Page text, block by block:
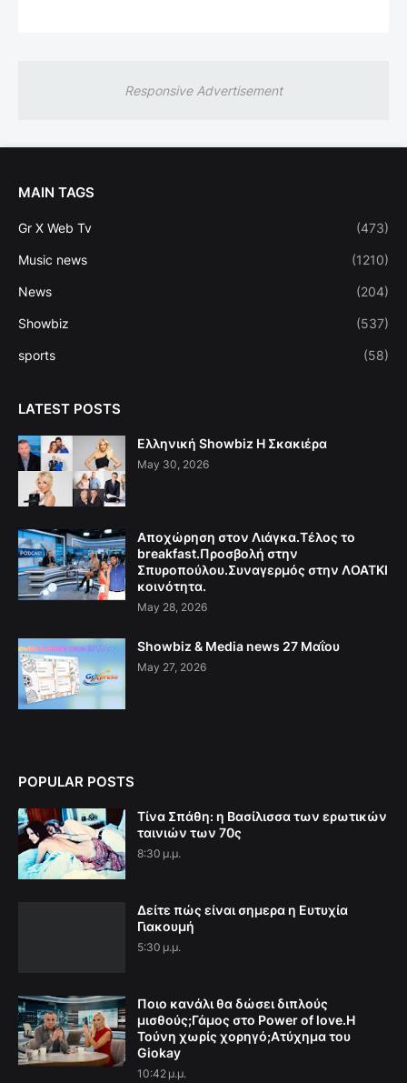
Responsive Advertisement
MAIN TAGS
Gr X Web Tv (473)
Music news (1210)
News (204)
Showbiz (537)
sports (58)
LATEST POSTS
Ελληνική Showbiz Η Σκακιέρα
May 30, 2026
Αποχώρηση στον Λιάγκα.Τέλος το
breakfast.Προσβολή στην
Σπυροπούλου.Συναγερμός στην ΛΟΑΤΚΙ
κοινότητα.
May 28, 2026
Showbiz & Media news 27 Μαΐου
May 27, 2026
POPULAR POSTS
Τίνα Σπάθη: η Βασίλισσα των ερωτικών
ταινιών των 70ς
8:30 μ.μ.
Δείτε πώς είναι σημερα η Ευτυχία
Γιακουμή
5:30 μ.μ.
Ποιο κανάλι θα δώσει διπλούς
μισθούς;Γάμος στο Power of love.Η
Τούνη χωρίς χορηγό;Aτύχημα του
Giokay
10:42 μ.μ.